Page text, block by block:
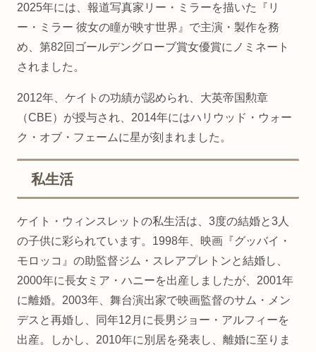
2025年には、報道写真家リー・ミラーを描いた『リ
ー・ミラー 彼女の瞳が映す世界』で主演・製作を務
め、第82回ゴールデングローブ賞女優賞にノミネート
されました。
2012年、ケイトの功績が認められ、大英帝国勲章
（CBE）が授与され、2014年にはハリウッド・ウォー
ク・オブ・フェームに星が刻まれました。
私生活
ケイト・ウィンスレットの私生活は、3度の結婚と3人
の子供に彩られています。1998年、映画『グッバイ・
モロッコ』の助監督ジム・スレアプレトンと結婚し、
2000年に長女ミア・ハニーを出産しましたが、2001年
に離婚。2003年、舞台演出家で映画監督のサム・メン
デスと再婚し、同年12月に長男ジョー・アルフィーを
出産。しかし、2010年に別居を発表し、離婚に至りま